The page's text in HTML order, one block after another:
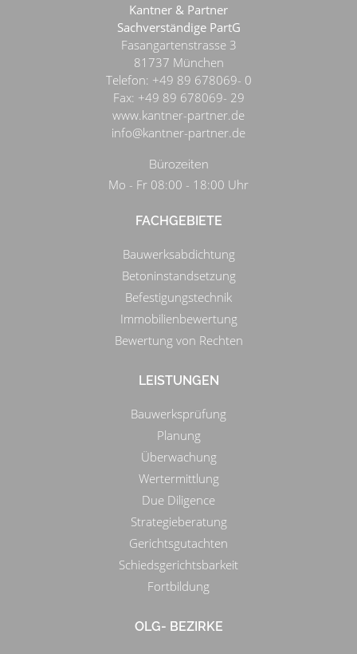
Kantner & Partner
Sachverständige PartG
Fasangartenstrasse 3
81737 München
Telefon: +49 89 678069- 0
Fax: +49 89 678069- 29
www.kantner-partner.de
info@kantner-partner.de
Bürozeiten
Mo - Fr 08:00 - 18:00 Uhr
FACHGEBIETE
Bauwerksabdichtung
Betoninstandsetzung
Befestigungstechnik
Immobilienbewertung
Bewertung von Rechten
LEISTUNGEN
Bauwerksprüfung
Planung
Überwachung
Wertermittlung
Due Diligence
Strategieberatung
Gerichtsgutachten
Schiedsgerichtsbarkeit
Fortbildung
OLG- BEZIRKE